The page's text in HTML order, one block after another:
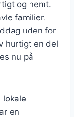
og nemt.
familier,
uden for
hurtigt en del
nu på
lokale
en